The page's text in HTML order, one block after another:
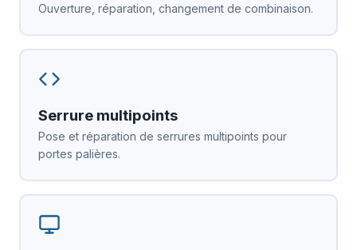
Ouverture, réparation, changement de combinaison.
Serrure multipoints
Pose et réparation de serrures multipoints pour
portes palières.